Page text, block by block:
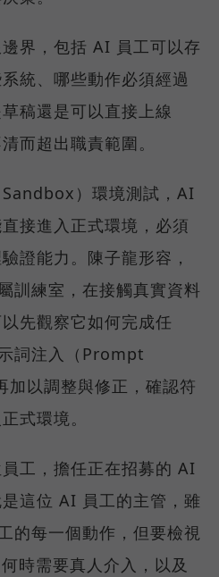
界，包括 AI 員工可以存
統、哪些動作必須經過
稿還是可以直接上線
而超出職責範圍。
）環境測試，AI
接進入正式環境，必須
證能力。陳子龍形容，
訓練室，在接觸真實資料
先觀察它如何完成任
詞注入（Prompt
以調整與修正，確認符
式環境。
工，擔任正在招募的 AI
這位 AI 員工的主管，雖
的每一個動作，但要檢視
時需要真人介入，以及